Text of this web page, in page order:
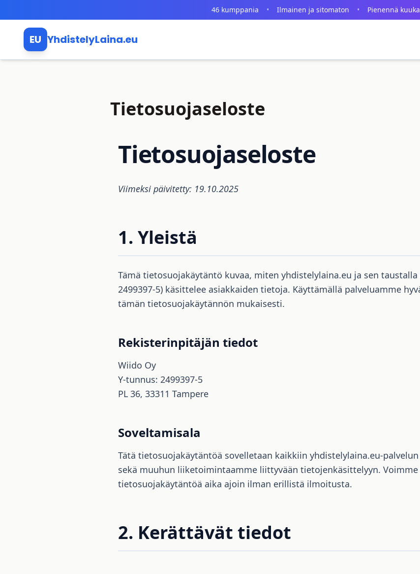
46 kumppania • Ilmainen ja sitomaton • Pienennä
EU YhdistelyLaina.eu
Tietosuojaseloste
Tietosuojaseloste
Viimeksi päivitetty: 19.10.2025
1. Yleistä
Tämä tietosuojakäytäntö kuvaa, miten yhdistelylaina.eu ja sen
2499397-5) käsittelee asiakkaiden tietoja. Käyttämällä palveluamme
tämän tietosuojakäytännön mukaisesti.
Rekisterinpitäjän tiedot
Wiido Oy
Y-tunnus: 2499397-5
PL 36, 33311 Tampere
Soveltamisala
Tätä tietosuojakäytäntöä sovelletaan kaikkiin yhdistelylaina.eu-
sekä muuhun liiketoimintaamme liittyvään tietojenkäsittelyyn.
tietosuojakäytäntöä aika ajoin ilman erillistä ilmoitusta.
2. Kerättävät tiedot